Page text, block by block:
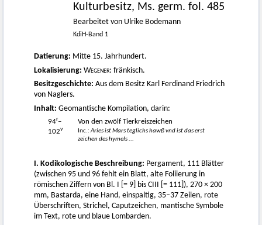
Kulturbesitz, Ms. germ. fol. 485
Bearbeitet von Ulrike Bodemann
KdiH-Band 1
Datierung: Mitte 15. Jahrhundert.
Lokalisierung: Wegener: fränkisch.
Besitzgeschichte: Aus dem Besitz Karl Ferdinand Friedrich
von Naglers.
Inhalt: Geomantische Kompilation, darin:
94r–
102v
Von den zwölf Tierkreiszeichen
Inc.:Aries ist Mars teglichs hawß vnd ist das erst
zeichen des hymels ...
I. Kodikologische Beschreibung: Pergament, 111 Blätter
(zwischen 95 und 96 fehlt ein Blatt, alte Foliierung in
römischen Ziffern von Bl. I [= 9] bis CIII [= 111]), 270 × 200
mm, Bastarda, eine Hand, einspaltig, 35–37 Zeilen, rote
Überschriften, Strichel, Caputzeichen, mantische Symbole
im Text, rote und blaue Lombarden.